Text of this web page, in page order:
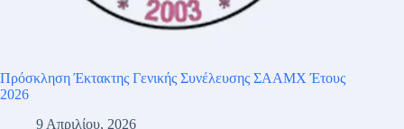
Πρόσκληση Έκτακτης Γενικής Συνέλευσης ΣΑΑΜΧ Έτους
2026
9 Απριλίου, 2026